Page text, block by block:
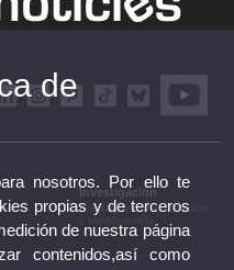
Investigación
Investigación, innovación
de
nosotros. Por ello te
propias y de terceros
de nuestra página
contenidos,así como